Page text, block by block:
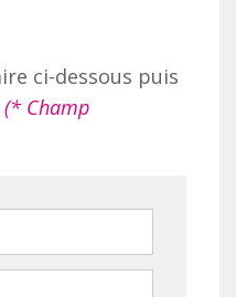
ci-dessous puis
(* Champ